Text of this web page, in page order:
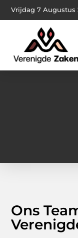
Vrijdag 7 Augustus
Ons